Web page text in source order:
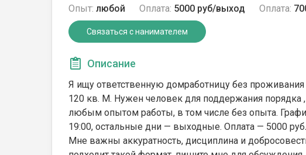
Опыт: любой Оплата: 5000 руб/выход Оплата:
Связаться с нанимателем
Описание
Я ищу ответственную домработницу без
120 кв. М. Нужен человек для поддержания порядка
любым опытом работы, в том числе без опыта.
19:00, остальные дни — выходные. Оплата — 5000
Мне важны аккуратность, дисциплина и